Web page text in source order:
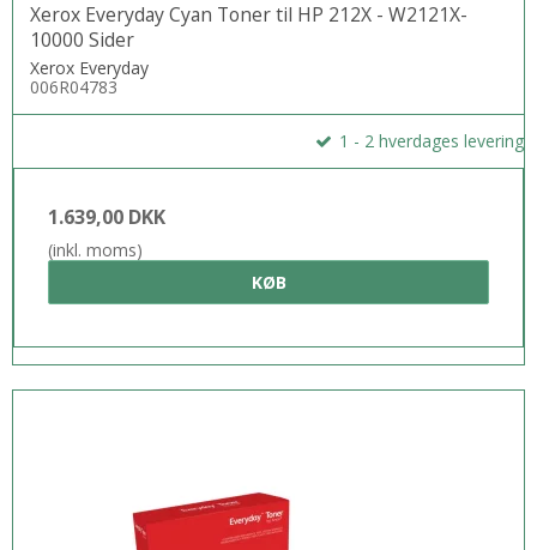
Xerox Everyday Cyan Toner til HP 212X - W2121X-
10000 Sider
Xerox Everyday
006R04783
1 - 2 hverdages levering
1.639,00 DKK
(inkl. moms)
KØB